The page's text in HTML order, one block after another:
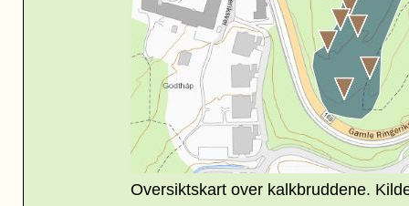
Oversiktskart over kalkbruddene.